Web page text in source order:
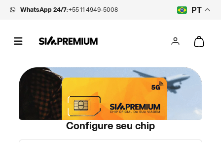
WhatsApp 24/7:+55 11 4949-5008 PT
Configure seu chip